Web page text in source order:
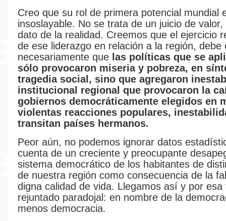
Creo que su rol de primera potencial mundial
insoslayable. No se trata de un juicio de
dato de la realidad. Creemos que el ejercicio
de ese liderazgo en relación a la región, debe
necesariamente que las políticas que se
sólo provocaron miseria y pobreza, en
tragedia social, sino que agregaron
institucional regional que provocaron la
gobiernos democráticamente elegidos en
violentas reacciones populares,
transitan países hermanos.
Peor aún, no podemos ignorar datos
cuenta de un creciente y preocupante
sistema democrático de los habitantes de
de nuestra región como consecuencia de la
digna calidad de vida. Llegamos así y por
rejuntado paradojal: en nombre de la
menos democracia.